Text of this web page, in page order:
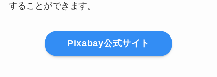
することができます。
Pixabay公式サイト